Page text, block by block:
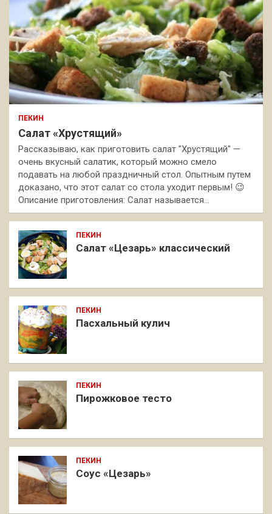
ПЕКИН
Салат «Хрустящий»
Рассказываю, как приготовить салат "Хрустящий" —
очень вкусный салатик, который можно смело
подавать на любой праздничный стол. Опытным путем
доказано, что этот салат со стола уходит первым! 😉
Описание приготовления: Салат называется…
ПЕКИН
Салат «Цезарь» классический
ПЕКИН
Пасхальный кулич
ПЕКИН
Пирожковое тесто
ПЕКИН
Соус «Цезарь»